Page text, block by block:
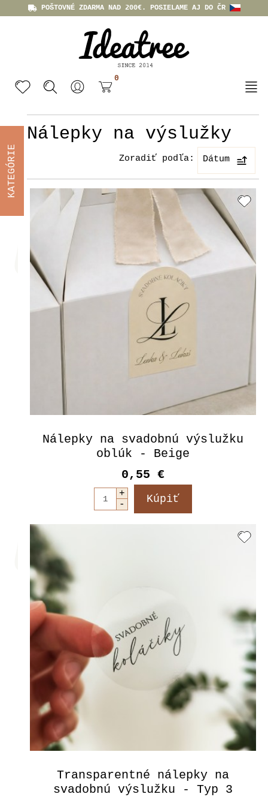
POŠTOVNÉ ZDARMA NAD 200€. POSIELAME AJ DO ČR
0
Nálepky na výslužky
Zoradiť podľa: Dátum
Nálepky na svadobnú výslužku
oblúk - Beige
0,55 €
Transparentné nálepky na
svadobnú výslužku - Typ 3
KATEGÓRIE